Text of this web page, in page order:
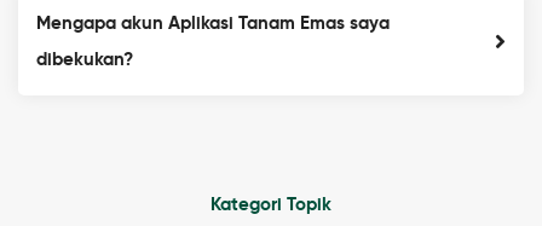
Mengapa akun Aplikasi Tanam Emas saya
dibekukan?
Kategori Topik